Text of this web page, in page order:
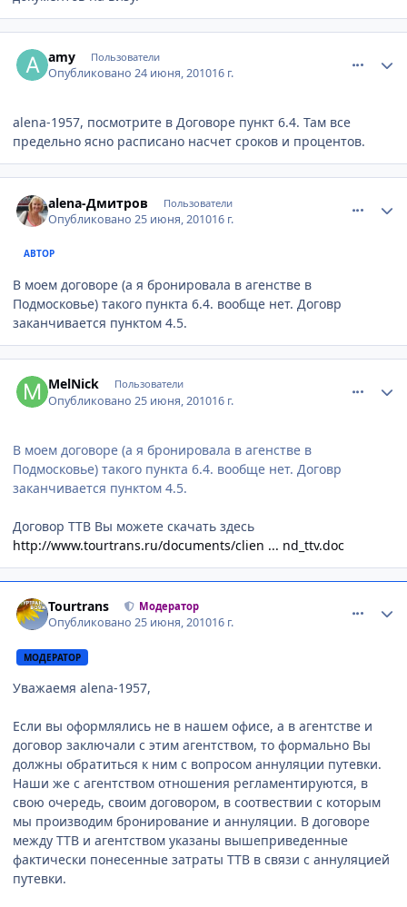
amy Пользователи
Опубликовано24 июня, 201016 г.
alena-1957, посмотрите в Договоре пункт 6.4. Там все
предельно ясно расписано насчет сроков и процентов.
alena-Дмитров Пользователи
Опубликовано25 июня, 201016 г.
АВТОР
В моем договоре (а я бронировала в агенстве в
Подмосковье) такого пункта 6.4. вообще нет. Договр
заканчивается пунктом 4.5.
MelNick Пользователи
Опубликовано25 июня, 201016 г.
В моем договоре (а я бронировала в агенстве в
Подмосковье) такого пункта 6.4. вообще нет. Договр
заканчивается пунктом 4.5.
Договор ТТВ Вы можете скачать здесь
http://www.tourtrans.ru/documents/clien ... nd_ttv.doc
Tourtrans Модератор
Опубликовано25 июня, 201016 г.
МОДЕРАТОР
Уважаемя alena-1957,
Если вы оформлялись не в нашем офисе, а в агентстве и
договор заключали с этим агентством, то формально Вы
должны обратиться к ним с вопросом аннуляции путевки.
Наши же с агентством отношения регламентируются, в
свою очередь, своим договором, в соотвествии с которым
мы производим бронирование и аннуляции. В договоре
между ТТВ и агентством указаны вышеприведенные
фактически понесенные затраты ТТВ в связи с аннуляцией
путевки.